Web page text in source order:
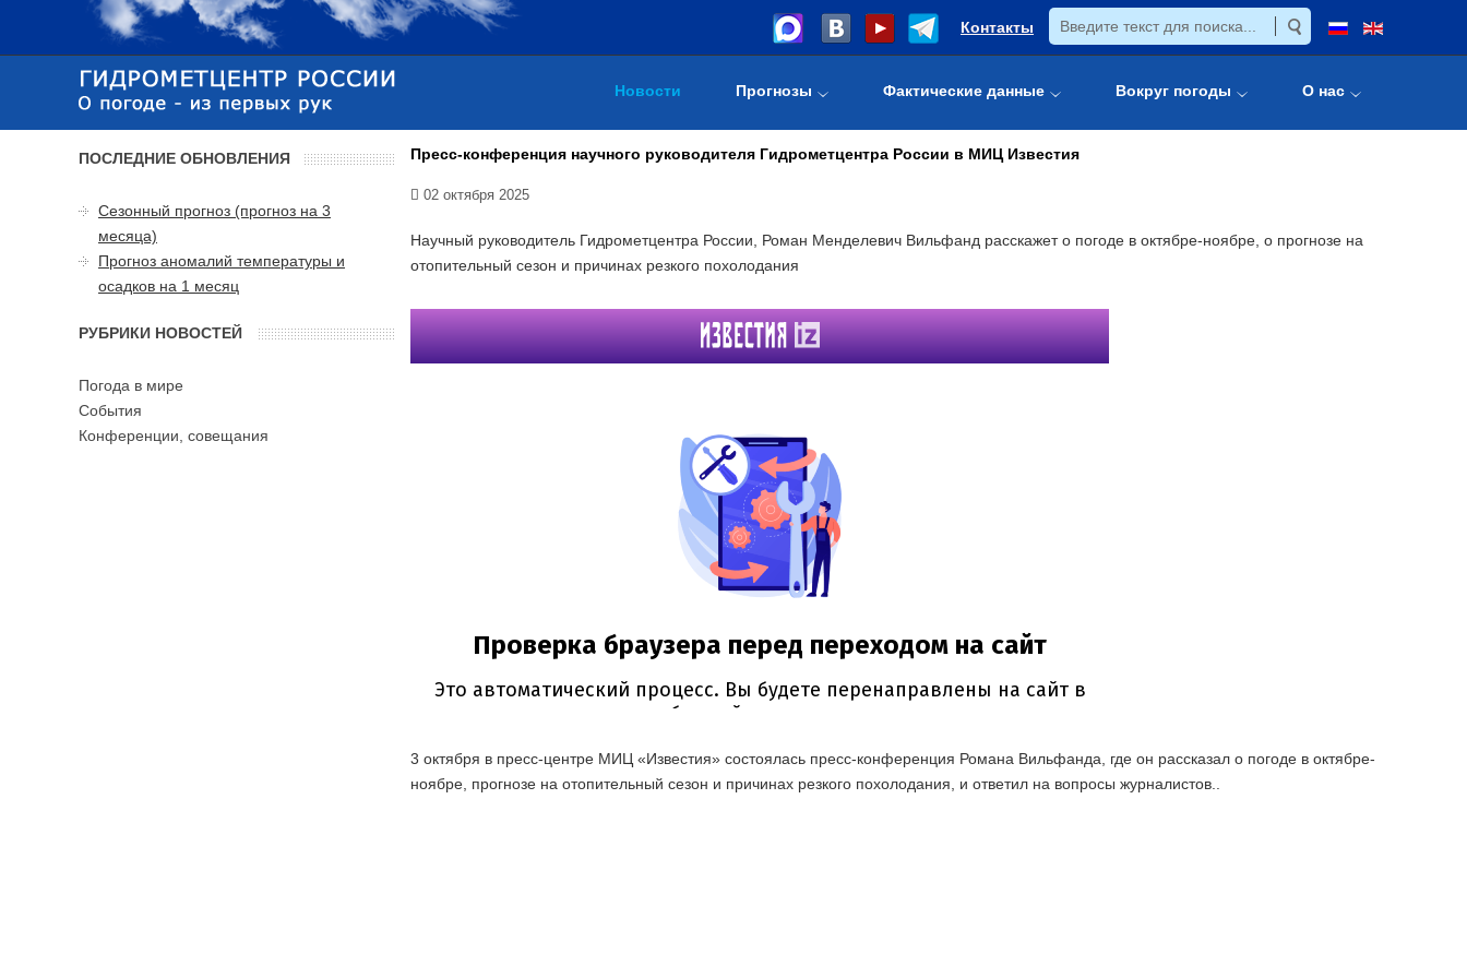
Контакты
Новости Прогнозы Фактические данные Вокруг погоды О нас
Пресс-конференция научного руководителя Гидрометцентра России в МИЦ Известия
02 октября 2025
Научный руководитель Гидрометцентра России, Роман Менделевич Вильфанд расскажет о погоде в октябре-ноябре, о прогнозе на
отопительный сезон и причинах резкого похолодания
3 октября в пресс-центре МИЦ «Известия» состоялась пресс-конференция Романа Вильфанда, где он рассказал о погоде в октябре-
ноябре, прогнозе на отопительный сезон и причинах резкого похолодания, и ответил на вопросы журналистов..
ПОСЛЕДНИЕ ОБНОВЛЕНИЯ
Сезонный прогноз (прогноз на 3
месяца)
Прогноз аномалий температуры и
осадков на 1 месяц
РУБРИКИ НОВОСТЕЙ
Погода в мире
События
Конференции, совещания